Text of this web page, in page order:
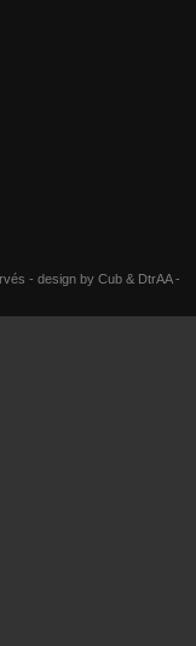
- design by Cub & DtrAA -